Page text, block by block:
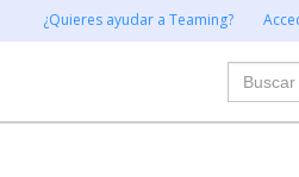
¿Quieres ayudar a Teaming?
Buscar